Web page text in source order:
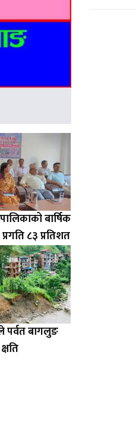
बार्षिक
प्रगति ८३ प्रतिशत
पर्वत बागलुङ